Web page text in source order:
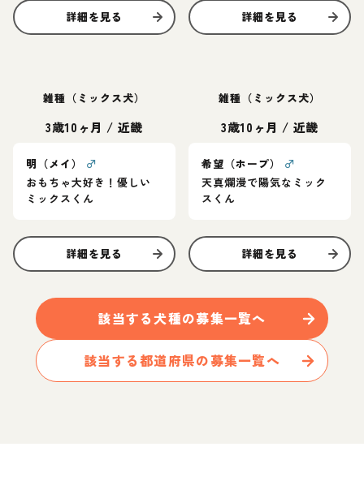
詳細を見る 詳細を見る
雑種（ミックス犬）
3歳10ヶ月 / 近畿
明（メイ）
♂
おもちゃ大好き！優しい
ミックスくん
詳細を見る
雑種（ミックス犬）
3歳10ヶ月 / 近畿
希望（ホープ）
♂
天真爛漫で陽気なミック
スくん
詳細を見る
該当する犬種の募集一覧へ
該当する都道府県の募集一覧へ